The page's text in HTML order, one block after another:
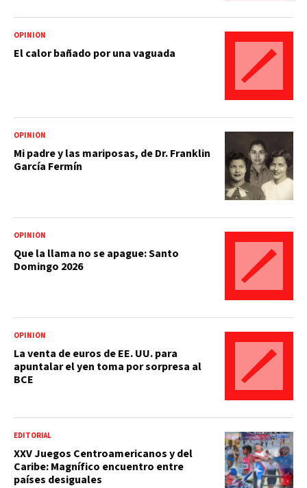
OPINIÓN
El calor bañado por una vaguada
OPINIÓN
Mi padre y las mariposas, de Dr. Franklin
García Fermín
OPINIÓN
Que la llama no se apague: Santo
Domingo 2026
OPINIÓN
La venta de euros de EE. UU. para
apuntalar el yen toma por sorpresa al
BCE
EDITORIAL
XXV Juegos Centroamericanos y del
Caribe: Magnífico encuentro entre
países desiguales